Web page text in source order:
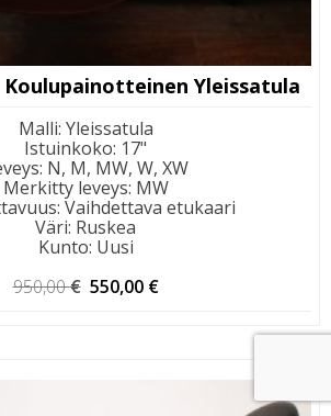
Koulupainotteinen Yleissatula
Malli: Yleissatula
Istuinkoko: 17"
: N, M, MW, W, XW
Merkitty leveys: MW
: Vaihdettava etukaari
Väri: Ruskea
Kunto: Uusi
950,00€ Alkuperäinen
550,00 €